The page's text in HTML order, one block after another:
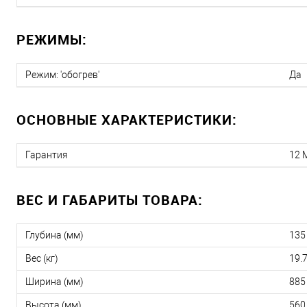
РЕЖИМЫ:
Режим: 'обогрев' Да
ОСНОВНЫЕ ХАРАКТЕРИСТИКИ:
Гарантия 12
ВЕС И ГАБАРИТЫ ТОВАРА:
Глубина (мм) 135
Вес (кг) 19.7
Ширина (мм) 885